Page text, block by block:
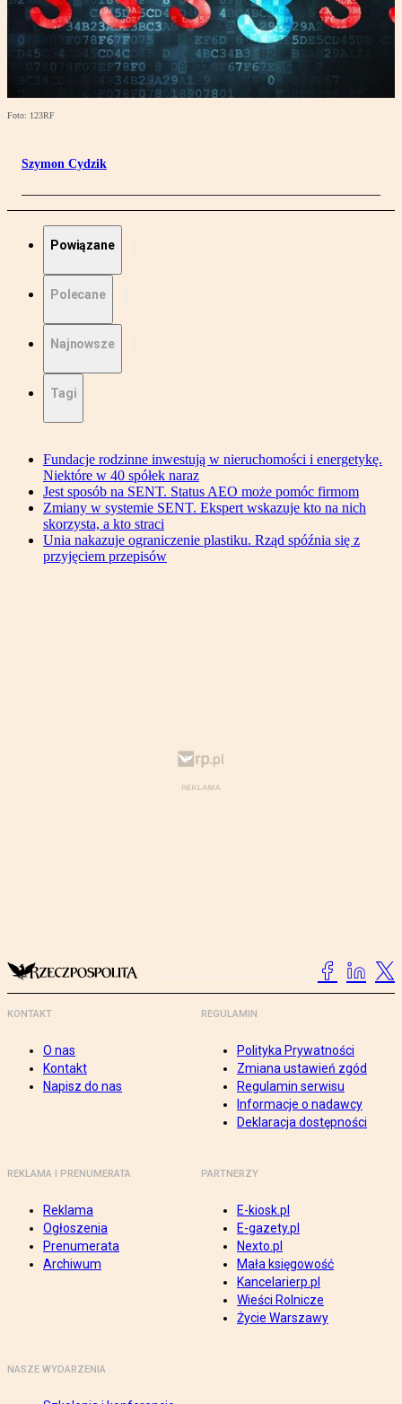
Foto: 123RF
Szymon Cydzik
Powiązane
Polecane
Najnowsze
Tagi
Fundacje rodzinne inwestują w nieruchomości i energetykę.
Niektóre w 40 spółek naraz
Jest sposób na SENT. Status AEO może pomóc firmom
Zmiany w systemie SENT. Ekspert wskazuje kto na nich
skorzysta, a kto straci
Unia nakazuje ograniczenie plastiku. Rząd spóźnia się z
przyjęciem przepisów
KONTAKT
O nas
Kontakt
Napisz do nas
REGULAMIN
Polityka Prywatności
Zmiana ustawień zgód
Regulamin serwisu
Informacje o nadawcy
Deklaracja dostępności
REKLAMA I PRENUMERATA
Reklama
Ogłoszenia
Prenumerata
Archiwum
PARTNERZY
E-kiosk.pl
E-gazety.pl
Nexto.pl
Mała księgowość
Kancelarierp.pl
Wieści Rolnicze
Życie Warszawy
NASZE WYDARZENIA